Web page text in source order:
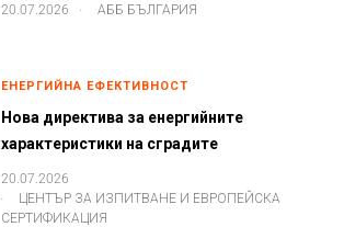
20.07.2026 АББ БЪЛГАРИЯ
ЕНЕРГИЙНА ЕФЕКТИВНОСТ
Нова директива за енергийните
характеристики на сградите
20.07.2026
ЦЕНТЪР ЗА ИЗПИТВАНЕ И ЕВРОПЕЙСКА
СЕРТИФИКАЦИЯ